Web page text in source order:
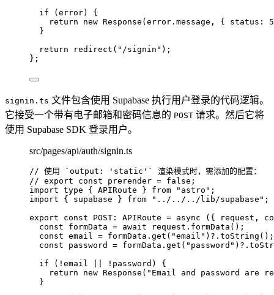
if
(error)
{
return new Response (error . message , { status:
}
return
redirect ( " /signin " ) ;
} ;
signin.ts 文件包含使用 Supabase 执行用户登录的代码逻辑。
它接受一个带有电子邮箱和密码信息的 POST 请求。然后它将
使用 Supabase SDK 登录用户。
src/pages/api/auth/signin.ts
// 使用 `output: 'static'` 渲染模式时，需添加的配置：
// export const prerender = false;
import type { APIRoute } from " astro " ;
import { supabase } from " ../../../lib/supabase " ;
export const POST : APIRoute = async ( { request ,
const formData = await request . formData () ;
const email = formData . get ( "email " ) ?. toString () ;
const password = formData . get ( " password " ) ?.
if
( ! email || ! password)
{
return new Response ( " Email and password are
}